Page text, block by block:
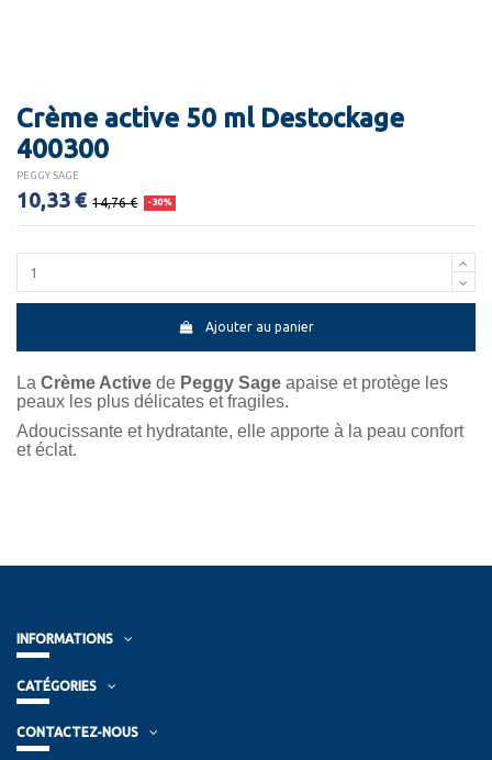
Crème active 50 ml Destockage
400300
PEGGY SAGE
10,33 € 14,76 € -30%
Ajouter au panier
La Crème Active de Peggy Sage apaise et protège les
peaux les plus délicates et fragiles.
Adoucissante et hydratante, elle apporte à la peau confort
et éclat.
INFORMATIONS
CATÉGORIES
CONTACTEZ-NOUS